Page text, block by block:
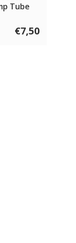
Tube
€7,50